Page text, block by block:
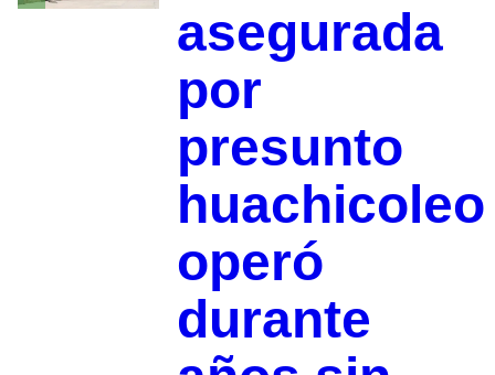
asegurada
por
presunto
huachicoleo
operó
durante